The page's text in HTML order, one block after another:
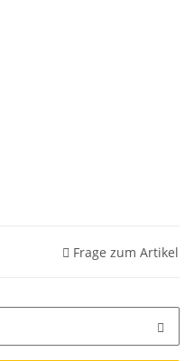
Frage zum Artikel